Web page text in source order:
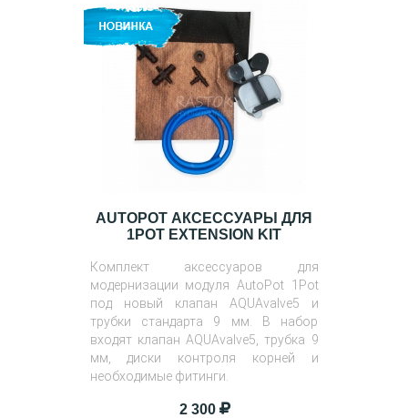
AUTOPOT АКСЕССУАРЫ ДЛЯ
1POT EXTENSION KIT
Комплект аксессуаров для
модернизации модуля AutoPot 1Pot
под новый клапан AQUAvalve5 и
трубки стандарта 9 мм. В набор
входят клапан AQUAvalve5, трубка 9
мм, диски контроля корней и
необходимые фитинги.
2 300